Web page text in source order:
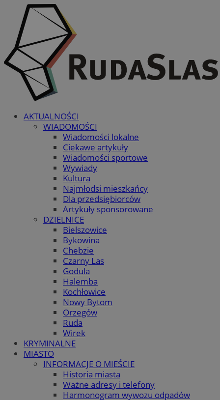
AKTUALNOŚCI
WIADOMOŚCI
Wiadomości lokalne
Ciekawe artykuły
Wiadomości sportowe
Wywiady
Kultura
Najmłodsi mieszkańcy
Dla przedsiębiorców
Artykuły sponsorowane
DZIELNICE
Bielszowice
Bykowina
Chebzie
Czarny Las
Godula
Halemba
Kochłowice
Nowy Bytom
Orzegów
Ruda
Wirek
KRYMINALNE
MIASTO
INFORMACJE O MIEŚCIE
Historia miasta
Ważne adresy i telefony
Harmonogram wywozu odpadów